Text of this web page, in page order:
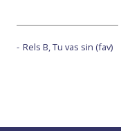
Rels B, Tu vas sin (fav)